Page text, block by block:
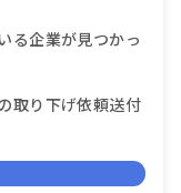
る企業が見つかっ
取り下げ依頼送付